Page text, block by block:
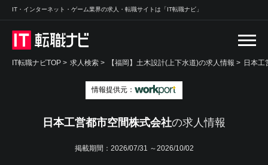
IT・インターネット・ゲーム業界の求人・転職サイトは「IT転職ナビ」
IT転職ナビTOP > 求人検索 > 【福岡】土木設計(上下水道)の求人情報 > 日本工
情報提供元：
日本工営都市空間株式会社の求人情報
掲載期間： 2026/07/31 ～2026/10/02